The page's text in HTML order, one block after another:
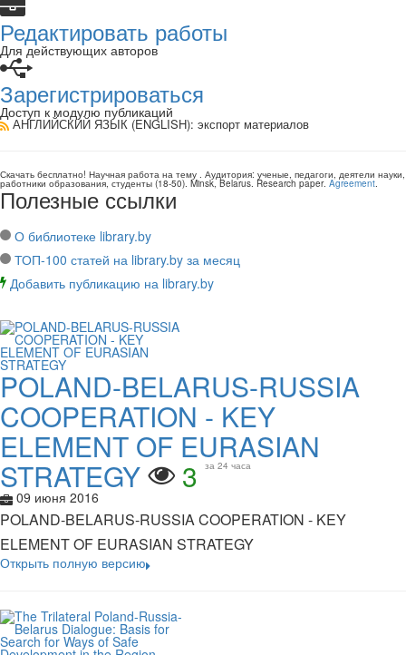
Редактировать работы
Для действующих авторов
Зарегистрироваться
Доступ к модулю публикаций
АНГЛИЙСКИЙ ЯЗЫК (ENGLISH): экспорт материалов
Скачать бесплатно! Научная работа на тему . Аудитория: ученые, педагоги, деятели науки,
работники образования, студенты (18-50). Minsk, Belarus. Research paper. Agreement.
Полезные ссылки
О библиотеке library.by
ТОП-100 статей на library.by за месяц
Добавить публикацию на library.by
POLAND-BELARUS-RUSSIA
COOPERATION - KEY
ELEMENT OF EURASIAN
STRATEGY 3 за 24 часа
09 июня 2016
POLAND-BELARUS-RUSSIA COOPERATION - KEY
ELEMENT OF EURASIAN STRATEGY
Открыть полную версию